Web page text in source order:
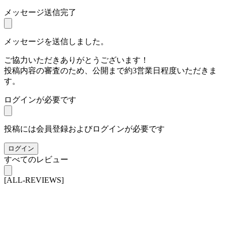
メッセージ送信完了
メッセージを送信しました。
ご協力いただきありがとうございます！
投稿内容の審査のため、公開まで約3営業日程度いただきま
す。
ログインが必要です
投稿には会員登録およびログインが必要です
ログイン
すべてのレビュー
[ALL-REVIEWS]